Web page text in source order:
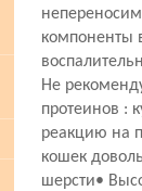
компоненты
Не
протеинов :
реакцию на
кошек
шерсти•